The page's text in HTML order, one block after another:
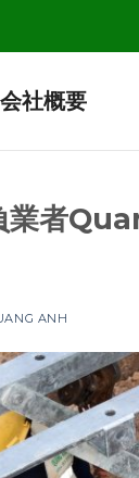
会社概要
業者
ANH